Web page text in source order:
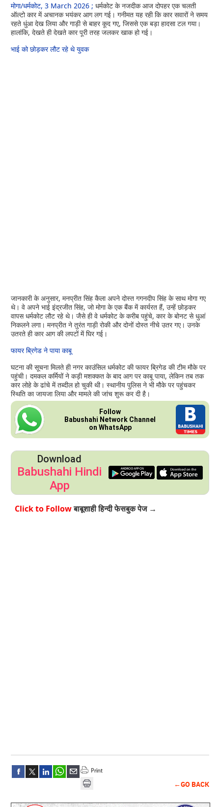
मोगा/धर्मकोट, 3 March 2026 ;धर्मकोट के नजदीक आज दोपहर एक चलती
ऑल्टो कार में अचानक भयंकर आग लग गई। गनीमत यह रही कि कार सवारों ने समय
रहते धुंआ देख लिया और गाड़ी से बाहर कूद गए, जिससे एक बड़ा हादसा टल गया।
हालांकि, देखते ही देखते कार पूरी तरह जलकर खाक हो गई।
भाई को छोड़कर लौट रहे थे युवक
जानकारी के अनुसार, मनप्रीत सिंह कैला अपने दोस्त गगनदीप सिंह के साथ मोगा गए
थे। वे अपने भाई इंद्रजीत सिंह, जो मोगा के एक बैंक में कार्यरत हैं, उन्हें छोड़कर
वापस धर्मकोट लौट रहे थे। जैसे ही वे धर्मकोट के करीब पहुंचे, कार के बोनट से धुआं
निकलने लगा। मनप्रीत ने तुरंत गाड़ी रोकी और दोनों दोस्त नीचे उतर गए। उनके
उतरते ही कार आग की लपटों में घिर गई।
फायर ब्रिगेड ने पाया काबू
घटना की सूचना मिलते ही नगर काउंसिल धर्मकोट की फायर ब्रिगेड की टीम मौके पर
पहुंची। दमकल कर्मियों ने कड़ी मशक्कत के बाद आग पर काबू पाया, लेकिन तब तक
कार लोहे के ढांचे में तब्दील हो चुकी थी। स्थानीय पुलिस ने भी मौके पर पहुंचकर
स्थिति का जायजा लिया और मामले की जांच शुरू कर दी है।
Follow
Babushahi Network Channel
on WhatsApp
Download
Babushahi Hindi
App
Click to Followबाबूशाही हिन्दी फेसबुक पेज →
←GO BACK